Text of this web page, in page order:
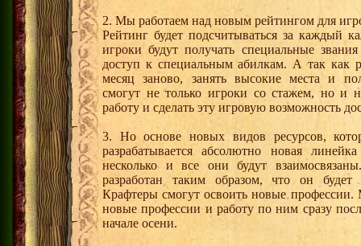
2. Мы работаем над новым рейтингом для
Рейтинг будет подсчитываться за каждый
игроки будут получать специальные
доступ к специальным абилкам. А так как
месяц заново, занять высокие места и
смогут не только игроки со стажем, но и
работу и сделать эту игровую возможность
3. Но основе новых видов ресурсов,
разрабатывается абсолютно новая
несколько и все они будут
разработан таким образом, что он будет
Крафтеры смогут освоить новые
новые профессии и работу по ним сразу
начале осени.